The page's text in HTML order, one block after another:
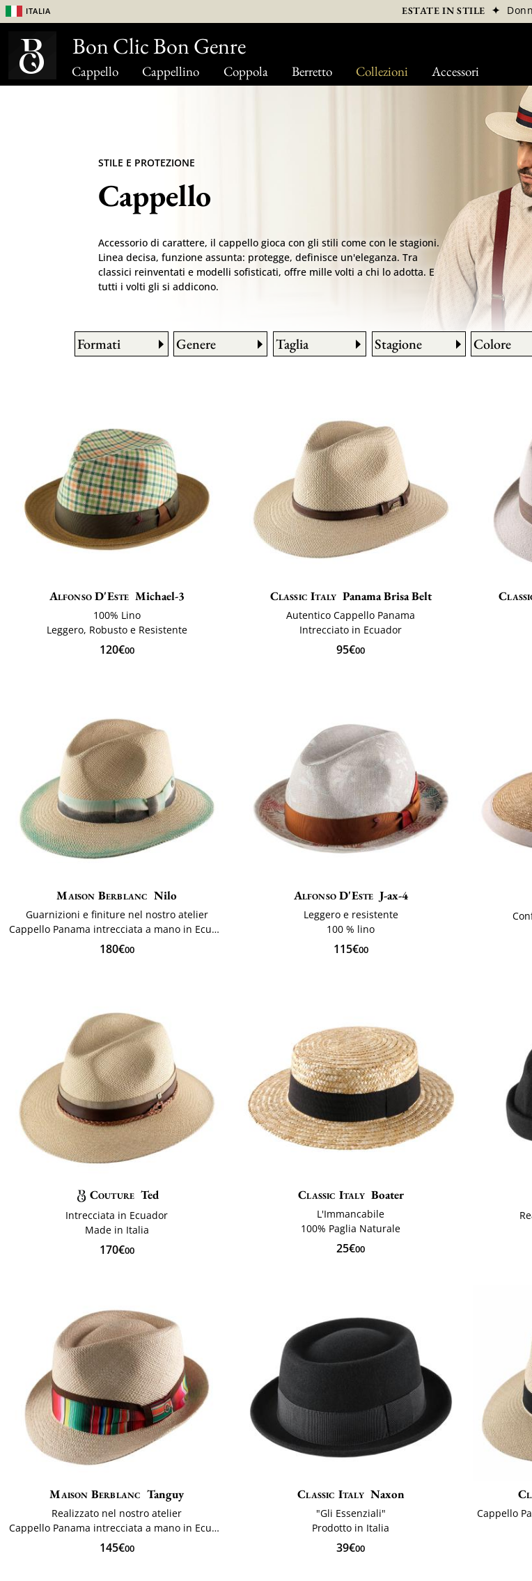
Cappello Cappellino Coppola Berretto Collezioni Accessori
Italia ESTATE IN STILE ✦
STILE E PROTEZIONE
Cappello
Accessorio di carattere, il cappello gioca con gli stili come con le stagioni.
Linea decisa, funzione assunta: protegge, definisce un'eleganza. Tra
classici reinventati e modelli sofisticati, offre mille volti a chi lo adotta. E
tutti i volti gli si addicono.
Formati Genere Taglia Stagione Colore
Alfonso D'Este Michael-3
100% Lino
Leggero, Robusto e Resistente
120€00
Classic Italy Panama Brisa Belt
Autentico Cappello Panama
Intrecciato in Ecuador
95€00
Maison Berblanc Nilo
Guarnizioni e finiture nel nostro atelier
Cappello Panama intrecciata a mano in Ecuador
180€00
Alfonso D'Este J-ax-4
Leggero e resistente
100 % lino
115€00
Couture Ted
Intrecciata in Ecuador
Made in Italia
170€00
Classic Italy Boater
L'Immancabile
100% Paglia Naturale
25€00
Maison Berblanc Tanguy
Realizzato nel nostro atelier
Cappello Panama intrecciata a mano in Ecuador
145€00
Classic Italy Naxon
"Gli Essenziali"
Prodotto in Italia
39€00
Bon Clic Bon Genre